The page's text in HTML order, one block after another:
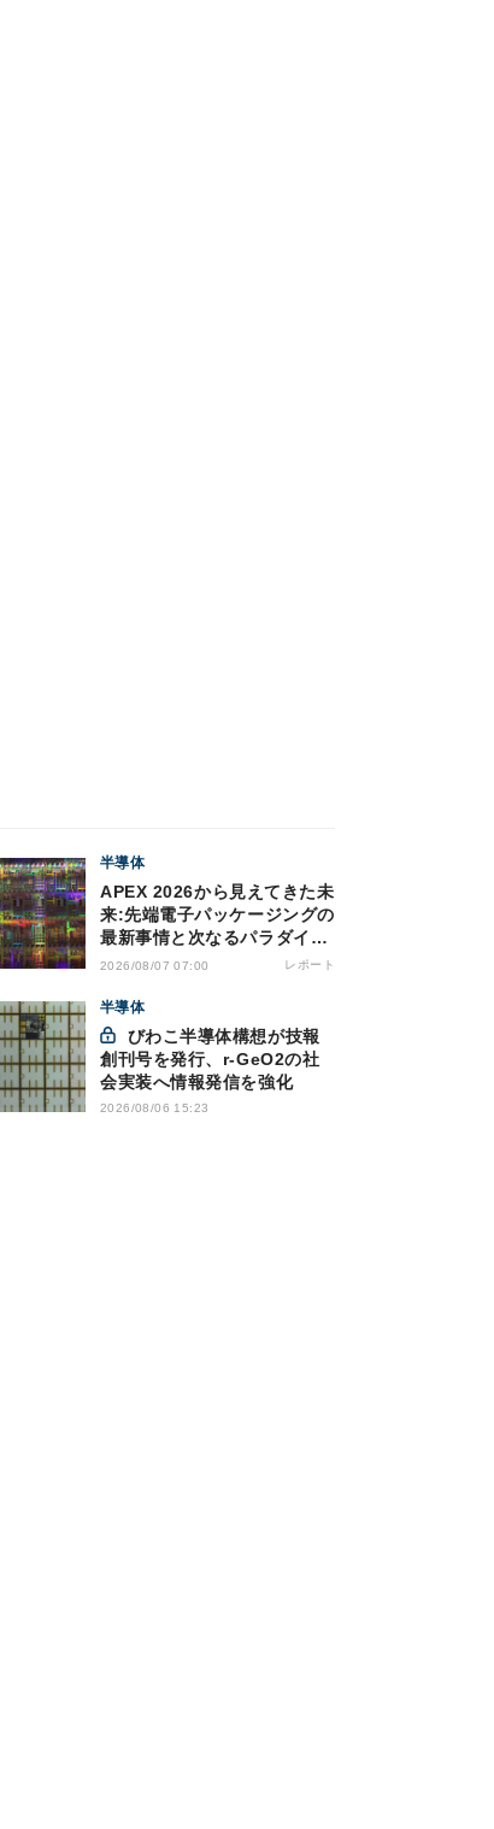
半導体
APEX 2026から見えてきた未
来:先端電子パッケージングの
最新事情と次なるパラダイム
シフト
2026/08/07 07:00 レポート
半導体
創刊号を発行、r-GeO2の社
会実装へ情報発信を強化
2026/08/06 15:23